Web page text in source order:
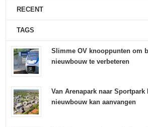
RECENT
TAGS
Slimme OV knooppunten om
nieuwbouw te verbeteren
Van Arenapark naar Sportpark
nieuwbouw kan aanvangen